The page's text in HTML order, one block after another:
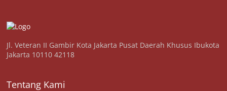
Jl. Veteran II Gambir Kota Jakarta Pusat Daerah Khusus Ibukota
Jakarta 10110 42118
Tentang Kami